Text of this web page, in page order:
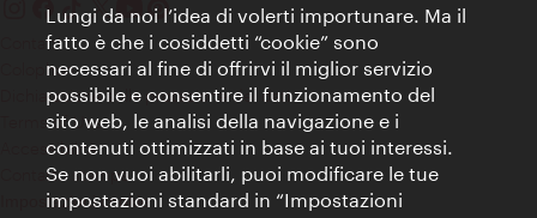
Contatti
Colophon
Dichiarazione sulla protezione dei dati
Terms of Use
Accessibilità
Contatto stampa
Impostazioni cookie
Lungi da noi l’idea di volerti importunare. Ma il
fatto è che i cosiddetti “cookie” sono
necessari al fine di offrirvi il miglior servizio
possibile e consentire il funzionamento del
sito web, le analisi della navigazione e i
contenuti ottimizzati in base ai tuoi interessi.
Se non vuoi abilitarli, puoi modificare le tue
impostazioni standard in “Impostazioni